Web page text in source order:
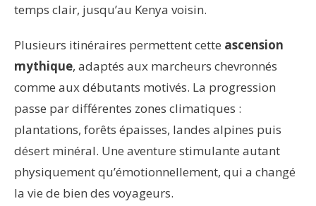
temps clair, jusqu’au Kenya voisin.
Plusieurs itinéraires permettent cette ascension
mythique, adaptés aux marcheurs chevronnés
comme aux débutants motivés. La progression
passe par différentes zones climatiques :
plantations, forêts épaisses, landes alpines puis
désert minéral. Une aventure stimulante autant
physiquement qu’émotionnellement, qui a changé
la vie de bien des voyageurs.